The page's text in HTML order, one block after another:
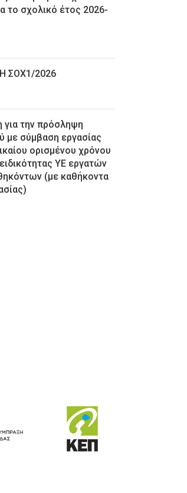
το σχολικό έτος 2026-
ΣΟΧ1/2026
για την πρόσληψη
με σύμβαση εργασίας
ορισμένου χρόνου
ΥΕ εργατών
(με καθήκοντα